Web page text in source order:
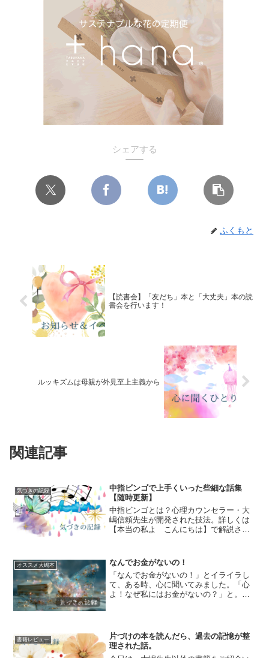
シェアする
ふくもと
【読書会】「友だち」本と「大丈夫」本の読
書会を行います！
ルッキズムは母親が外見至上主義から
関連記事
気づきの記録
中指ビンゴで上手くいった些細な話集
【随時更新】
中指ビンゴとは？心理カウンセラー・大
嶋信頼先生が開発された技法。詳しくは
【本当の私よ こんにちは】で解説され
が、個人的に「おお！」と思った中指ビ
ンゴのお話をまとめてみま...
オススメ大嶋本
なんでお金がないの！
「なんでお金がないの！」とイライラし
て、ある時、心に聞いてみました。「心
よ！なぜ私にはお金がないの？」と。す
の？」と聞いてみました。心...
書籍レビュー
片づけの本を読んだら、過去の記憶が整
理された話。